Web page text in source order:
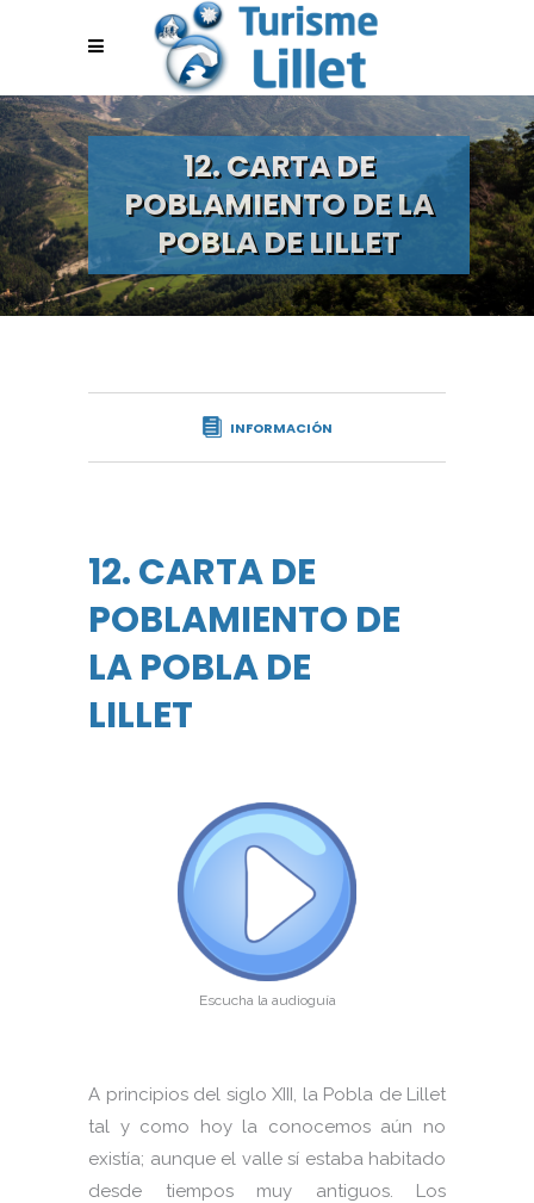
12. CARTA DE
POBLAMIENTO DE LA
POBLA DE LILLET
INFORMACIÓN
12. CARTA DE
POBLAMIENTO DE
LA POBLA DE
LILLET
Escucha la audioguía
A principios del siglo XIII, la Pobla de Lillet
tal y como hoy la conocemos aún no
existía; aunque el valle sí estaba habitado
desde tiempos muy antiguos. Los